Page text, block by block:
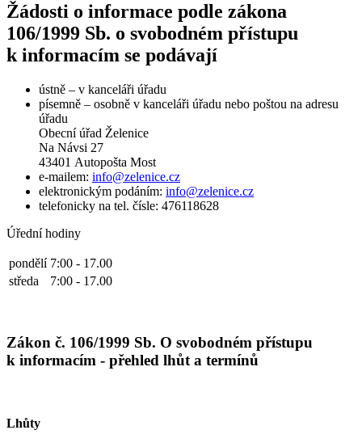
Žádosti o informace podle zákona
106/1999 Sb. o svobodném přístupu
k informacím se podávají
ústně – v kanceláři úřadu
písemně – osobně v kanceláři úřadu nebo poštou na adresu
úřadu
Obecní úřad Želenice
Na Návsi 27
43401 Autopošta Most
e-mailem: info@zelenice.cz
elektronickým podáním: info@zelenice.cz
telefonicky na tel. čísle: 476118628
Úřední hodiny
pondělí 7:00 - 17.00
středa
7:00 - 17.00
Zákon č. 106/1999 Sb. O svobodném přístupu
k informacím - přehled lhůt a termínů
Lhůty